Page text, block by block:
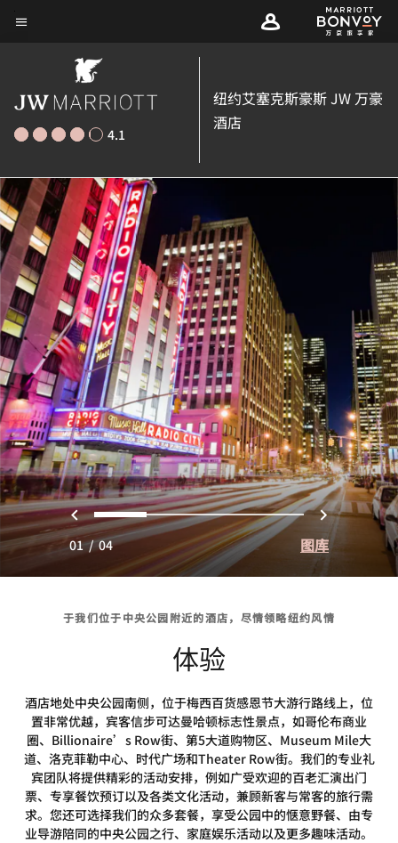
Skip
4.1
纽约艾塞克斯豪斯 JW 万豪
酒店
上一页
0 1 2 3 下一页
01/04 图库
于我们位于中央公园附近的酒店，尽情领略纽约风情
体验
酒店地处中央公园南侧，位于梅西百货感恩节大游行路线上，位
置非常优越，宾客信步可达曼哈顿标志性景点，如哥伦布商业
圈、Billionaire’s Row街、第5大道购物区、Museum Mile大
道、洛克菲勒中心、时代广场和Theater Row街。我们的专业礼
宾团队将提供精彩的活动安排，例如广受欢迎的百老汇演出门
票、专享餐饮预订以及各类文化活动，兼顾新客与常客的旅行需
求。您还可选择我们的众多套餐，享受公园中的惬意野餐、由专
业导游陪同的中央公园之行、家庭娱乐活动以及更多趣味活动。